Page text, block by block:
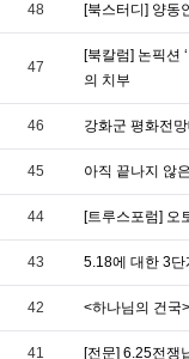
48 [북스터디] 양동
47
[북칼럼] 논픽션
의 치부
46 강화군 평화전
45 아직 끝나지 않
44 [트루스포럼] 오
43 5.18에 대한 3단
42 <하나님의 건국
41 [전문] 6.25전쟁